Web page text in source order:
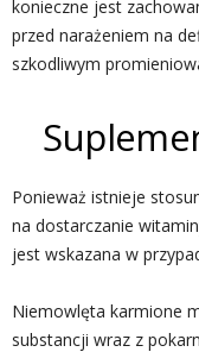
konieczne jest
przed narażeniem na
szkodliwym
Ponieważ istnieje
na dostarczanie
jest wskazana w
Niemowlęta karmione
substancji wraz z